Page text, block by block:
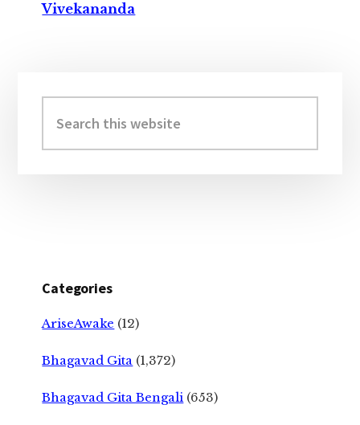
Vivekananda
Sidebar
this
website
Categories
AriseAwake (12)
Bhagavad Gita (1,372)
Bhagavad Gita Bengali (653)